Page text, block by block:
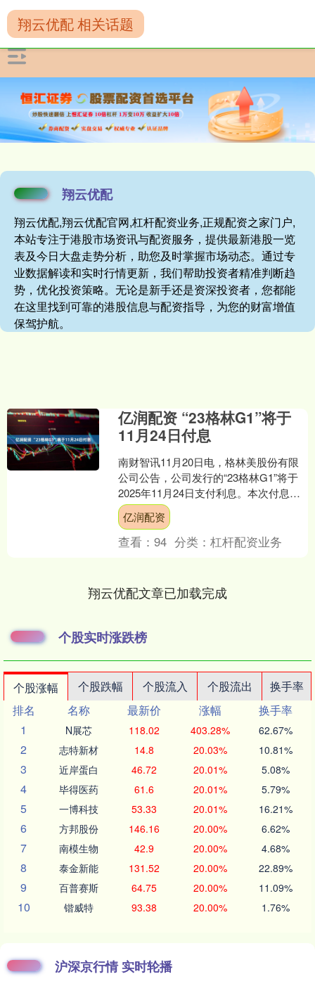
翔云优配
翔云优配,翔云优配官网,杠杆配资业务,正规配资之家门户,
本站专注于港股市场资讯与配资服务，提供最新港股一览
表及今日大盘走势分析，助您及时掌握市场动态。通过专
业数据解读和实时行情更新，我们帮助投资者精准判断趋
势，优化投资策略。无论是新手还是资深投资者，您都能
在这里找到可靠的港股信息与配资指导，为您的财富增值
保驾护航。
翔云优配 相关话题
亿润配资 “23格林G1”将于
11月24日付息
南财智讯11月20日电，格林美股份有限
公司公告，公司发行的“23格林G1”将于
2025年11月24日支付利息。本次付息债
权登记日为2025年11月21日，凡在该....
亿润配资
查看：94 分类：杠杆配资业务
翔云优配文章已加载完成
个股实时涨跌榜
个股涨幅 个股跌幅 个股流入 个股流出
换手率
排名
名称 最新价 涨幅
换手率
1
N展芯 118.02 403.28% 62.67%
2 志特新材 14.8 20.03% 10.81%
3 近岸蛋白 46.72 20.01% 5.08%
4 毕得医药 61.6 20.01% 5.79%
5 一博科技 53.33 20.01% 16.21%
6 方邦股份 146.16 20.00% 6.62%
7 南模生物 42.9 20.00% 4.68%
8 泰金新能 131.52 20.00% 22.89%
9 百普赛斯 64.75 20.00% 11.09%
10 锴威特 93.38 20.00% 1.76%
沪深京行情 实时轮播